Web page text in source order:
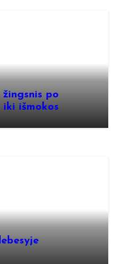
po
iki išmokos